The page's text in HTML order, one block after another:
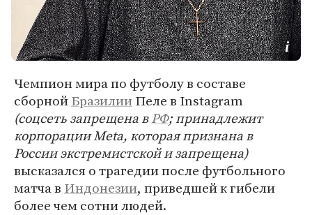
Чемпион мира по футболу в составе
сборнойБразилииПеле в Instagram
(соцсеть запрещена вРФ; принадлежит
корпорации Meta, которая признана в
России экстремистской и запрещена)
высказался о трагедии после футбольного
матча в Индонезии, приведшей к гибели
более чем сотни людей.